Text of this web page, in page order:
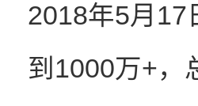
2018年5月17
到1000万+，